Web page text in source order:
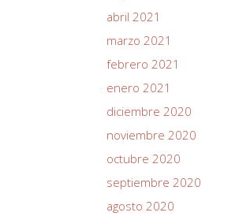
abril 2021
marzo 2021
febrero 2021
enero 2021
diciembre 2020
noviembre 2020
octubre 2020
septiembre 2020
agosto 2020